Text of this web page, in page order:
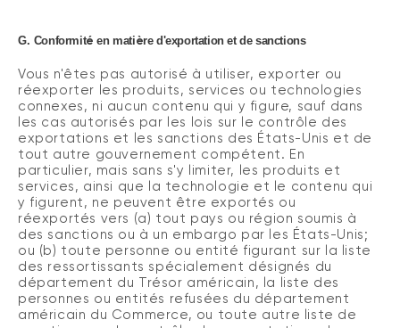
G. Conformité en matière d'exportation et de sanctions
Vous n'êtes pas autorisé à utiliser, exporter ou
réexporter les produits, services ou technologies
connexes, ni aucun contenu qui y figure, sauf dans
les cas autorisés par les lois sur le contrôle des
exportations et les sanctions des États-Unis et de
tout autre gouvernement compétent. En
particulier, mais sans s'y limiter, les produits et
services, ainsi que la technologie et le contenu qui
y figurent, ne peuvent être exportés ou
réexportés vers (a) tout pays ou région soumis à
des sanctions ou à un embargo par les États-Unis;
ou (b) toute personne ou entité figurant sur la liste
des ressortissants spécialement désignés du
département du Trésor américain, la liste des
personnes ou entités refusées du département
américain du Commerce, ou toute autre liste de